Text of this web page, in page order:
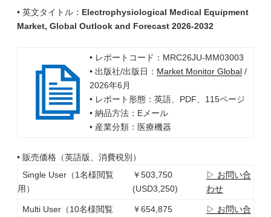
• 英文タイトル： Electrophysiological Medical Equipment
Market, Global Outlook and Forecast 2026-2032
• レポートコード：MRC26JU-MM03003
• 出版社/出版日： Market Monitor Global/
2026年6月
• レポート形態：英語、PDF、115ページ
• 納品方法：Eメール
• 産業分類：医療機器
• 販売価格（英語版、消費税別）
Single User（1名様閲覧
用）
￥503,750
(USD3,250)
▷ お問い合
わせ
Multi User（10名様閲覧
￥654,875
▷ お問い合